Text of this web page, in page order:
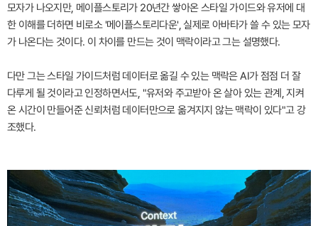
모자가 나오지만, 메이플스토리가 20년간 쌓아온 스타일 가이드와 유저에 대
한 이해를 더하면 비로소 '메이플스토리다운', 실제로 아바타가 쓸 수 있는 모자
가 나온다는 것이다. 이 차이를 만드는 것이 맥락이라고 그는 설명했다.
다만 그는 스타일 가이드처럼 데이터로 옮길 수 있는 맥락은 AI가 점점 더 잘
다루게 될 것이라고 인정하면서도, "유저와 주고받아 온 살아 있는 관계, 지켜
온 시간이 만들어준 신뢰처럼 데이터만으로 옮겨지지 않는 맥락이 있다"고 강
조했다.